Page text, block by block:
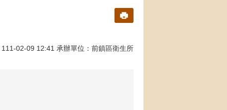
02-09 12:41 承辦單位：前鎮區衛生所